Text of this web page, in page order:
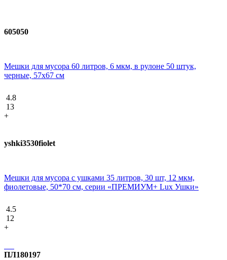
605050
Мешки для мусора 60 литров, 6 мкм, в рулоне 50 штук,
черные, 57х67 см
4.8
13
+
yshki3530fiolet
Мешки для мусора с ушками 35 литров, 30 шт, 12 мкм,
фиолетовые, 50*70 см, серии «ПРЕМИУМ+ Lux Ушки»
4.5
12
+
ПЛ180197